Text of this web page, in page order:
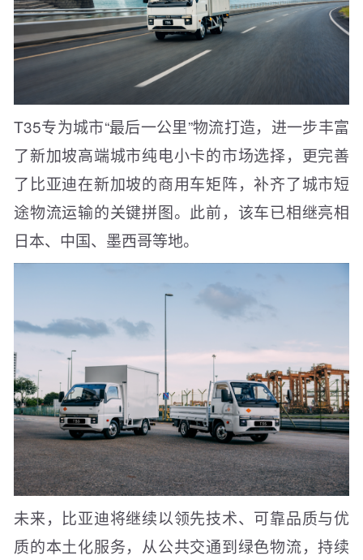
T35专为城市“最后一公里”物流打造，进一步丰富
了新加坡高端城市纯电小卡的市场选择，更完善
了比亚迪在新加坡的商用车矩阵，补齐了城市短
途物流运输的关键拼图。此前，该车已相继亮相
日本、中国、墨西哥等地。
未来，比亚迪将继续以领先技术、可靠品质与优
质的本土化服务，从公共交通到绿色物流，持续